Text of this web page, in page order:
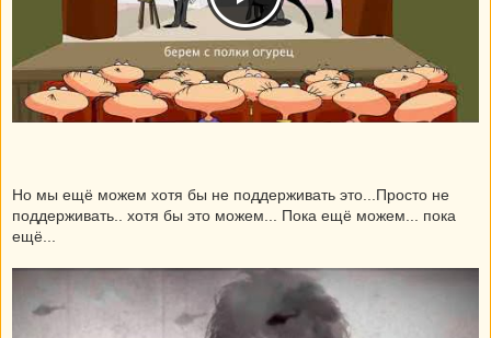
Но мы ещё можем хотя бы не поддерживать это...Просто не
поддерживать.. хотя бы это можем... Пока ещё можем... пока
ещё...